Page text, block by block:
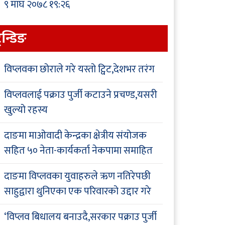
९ माघ २०७८ १९:२६
विप्लवका छोराले गरे यस्तो ट्विट,देशभर तरंग
विप्लवलाई पक्राउ पुर्जी कटाउने प्रचण्ड,यसरी
खुल्यो रहस्य
दाङमा माओवादी केन्द्रका क्षेत्रीय संयोजक
सहित ५० नेता-कार्यकर्ता नेकपामा समाहित
दाङमा विप्लवका युवाहरुले ऋण नतिरेपछी
साहुद्वारा थुनिएका एक परिवारको उद्दार गरे
‘विप्लव बिधालय बनाउदै,सरकार पक्राउ पुर्जी